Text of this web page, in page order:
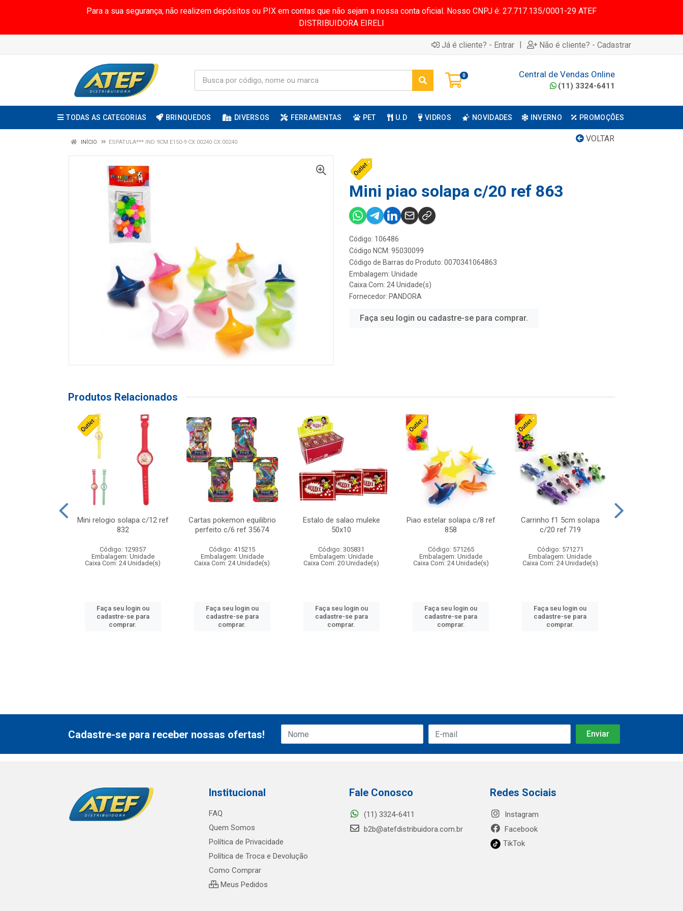
Para a sua segurança, não realizem depósitos ou PIX em contas que não sejam a nossa conta oficial. Nosso CNPJ é: 27.717.135/0001-29 ATEF
DISTRIBUIDORA EIRELI
Já é cliente? - Entrar | Não é cliente? - Cadastrar
0 Central de Vendas Online
(11) 3324-6411
TODAS AS CATEGORIAS BRINQUEDOS DIVERSOS FERRAMENTAS PET U.D VIDROS NOVIDADES INVERNO PROMOÇÕES
VOLTAR
INÍCIO ESPATULA*** IND 9CM E150-9 CX:00240 CX:00240
Mini piao solapa c/20 ref 863
Código: 106486
Código NCM: 95030099
Código de Barras do Produto: 0070341064863
Embalagem: Unidade
Caixa Com: 24 Unidade(s)
Fornecedor: PANDORA
Faça seu login ou cadastre-se para comprar.
Produtos Relacionados
Mini relogio solapa c/12 ref
832
Código: 129357
Embalagem: Unidade
Caixa Com: 24 Unidade(s)
Faça seu login ou
cadastre-se para
comprar.
Cartas pokemon equilibrio
perfeito c/6 ref 35674
Código: 415215
Embalagem: Unidade
Caixa Com: 24 Unidade(s)
Faça seu login ou
cadastre-se para
comprar.
Estalo de salao muleke
50x10
Código: 305831
Embalagem: Unidade
Caixa Com: 20 Unidade(s)
Faça seu login ou
cadastre-se para
comprar.
Piao estelar solapa c/8 ref
858
Código: 571265
Embalagem: Unidade
Caixa Com: 24 Unidade(s)
Faça seu login ou
cadastre-se para
comprar.
Carrinho f1 5cm solapa
c/20 ref 719
Código: 571271
Embalagem: Unidade
Caixa Com: 24 Unidade(s)
Faça seu login ou
cadastre-se para
comprar.
Cadastre-se para receber nossas ofertas!
Institucional
FAQ
Quem Somos
Política de Privacidade
Política de Troca e Devolução
Como Comprar
Meus Pedidos
Fale Conosco
(11) 3324-6411
b2b@atefdistribuidora.com.br
Redes Sociais
Instagram
Facebook
TikTok